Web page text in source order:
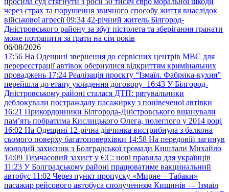
через страх та порушення звичного способу життя внаслідок
військової агресії 09:34 42-річний житель Білгород-
Дністровського району за збут пістолета та зберігання гранати
може потрапити за ґрати на сім років
06/08/2026
17:56 На Одещині звернення до сервісних центрів МВС для
перереєстрації автівок обернулися відкриттям кримінальних
проваджень 17:24 Реалізація проєкту “Ізмаїл. Фабрика-кухня”
перейшла до етапу укладення договору 16:43 У Білгород-
Дністровському районі сталася ДТП: рятувальники
деблокували постраждалу пасажирку з понівеченої автівки
16:21 Прикордонники Білгорода-Дністровського вшанували
пам’ять побратима Кислицького Олега, полеглого у 2014 році
16:02 На Одещині 12-річна дівчинка вистрибнула з балкона
сьомого поверху багатоповерхівки 14:58 На передовій загинув
молодий захисник з Болградської громади Кишлали Михайло
14:09 Тимчасовий захист у ЄС: нові правила для українців
11:23 У Болградському районі працюватиме вакцинальний
автобус 11:02 Через пункт пропуску «Мирне – Табаки»
пасажир рейсового автобуса сполученням Кишинів — Ізмаїл